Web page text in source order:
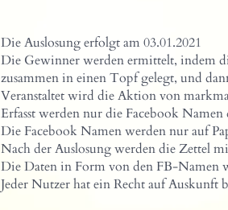
Die Auslosung erfolgt am 03.01.2021
Die Gewinner werden ermittelt, indem
zusammen in einen Topf gelegt, und
Veranstaltet wird die Aktion von
Erfasst werden nur die Facebook
Die Facebook Namen werden nur auf
Nach der Auslosung werden die Zettel
Die Daten in Form von den FB-Namen
Jeder Nutzer hat ein Recht auf Auskunft